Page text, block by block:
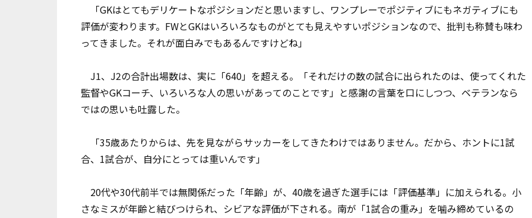
「GKはとてもデリケートなポジションだと思いますし、ワンプレーでポジティブにもネガティブにも
評価が変わります。FWとGKはいろいろなものがとても見えやすいポジションなので、批判も称賛も味わ
ってきました。それが面白みでもあるんですけどね」
J1、J2の合計出場数は、実に「640」を超える。「それだけの数の試合に出られたのは、使ってくれた
監督やGKコーチ、いろいろな人の思いがあってのことです」と感謝の言葉を口にしつつ、ベテランなら
ではの思いも吐露した。
「35歳あたりからは、先を見ながらサッカーをしてきたわけではありません。だから、ホントに1試
合、1試合が、自分にとっては重いんです」
20代や30代前半では無関係だった「年齢」が、40歳を過ぎた選手には「評価基準」に加えられる。小
さなミスが年齢と結びつけられ、シビアな評価が下される。南が「1試合の重み」を噛み締めているの